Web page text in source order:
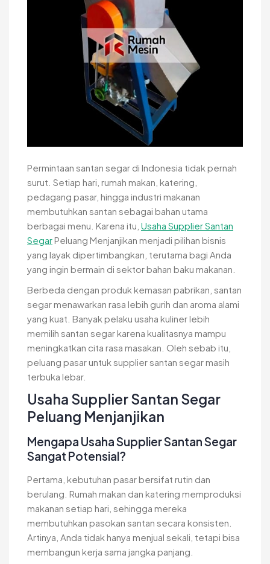
Permintaan santan segar di Indonesia tidak pernah
surut. Setiap hari, rumah makan, katering,
pedagang pasar, hingga industri makanan
membutuhkan santan sebagai bahan utama
berbagai menu. Karena itu, Usaha Supplier Santan
SegarPeluang Menjanjikan menjadi pilihan bisnis
yang layak dipertimbangkan, terutama bagi Anda
yang ingin bermain di sektor bahan baku makanan.
Berbeda dengan produk kemasan pabrikan, santan
segar menawarkan rasa lebih gurih dan aroma alami
yang kuat. Banyak pelaku usaha kuliner lebih
memilih santan segar karena kualitasnya mampu
meningkatkan cita rasa masakan. Oleh sebab itu,
peluang pasar untuk supplier santan segar masih
terbuka lebar.
Usaha Supplier Santan Segar
Peluang Menjanjikan
Mengapa Usaha Supplier Santan Segar
Sangat Potensial?
Pertama, kebutuhan pasar bersifat rutin dan
berulang. Rumah makan dan katering memproduksi
makanan setiap hari, sehingga mereka
membutuhkan pasokan santan secara konsisten.
Artinya, Anda tidak hanya menjual sekali, tetapi bisa
membangun kerja sama jangka panjang.